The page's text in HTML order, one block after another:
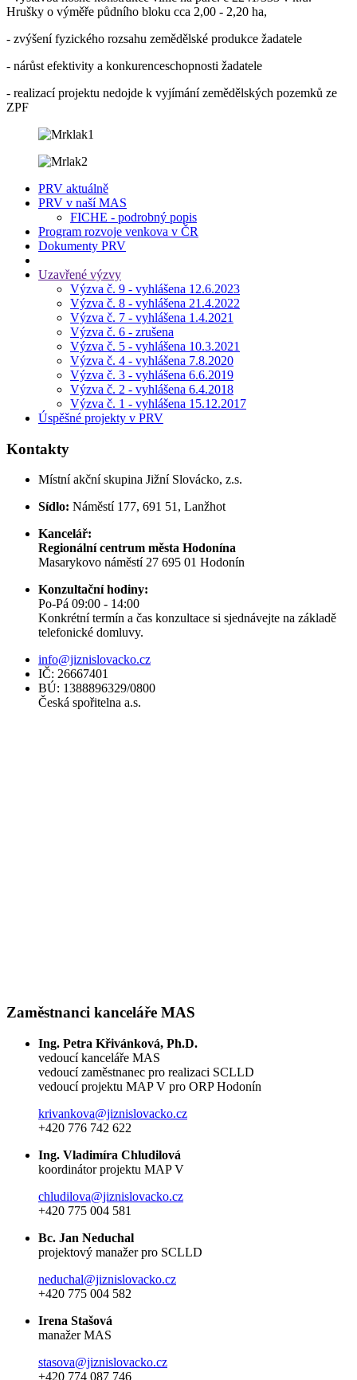
Hrušky o výměře půdního bloku cca 2,00 - 2,20 ha,
- zvýšení fyzického rozsahu zemědělské produkce žadatele
- nárůst efektivity a konkurenceschopnosti žadatele
- realizací projektu nedojde k vyjímání zemědělských pozemků ze
ZPF
PRV aktuálně
PRV v naší MAS
FICHE - podrobný popis
Program rozvoje venkova v ČR
Dokumenty PRV
Uzavřené výzvy
Výzva č. 9 - vyhlášena 12.6.2023
Výzva č. 8 - vyhlášena 21.4.2022
Výzva č. 7 - vyhlášena 1.4.2021
Výzva č. 6 - zrušena
Výzva č. 5 - vyhlášena 10.3.2021
Výzva č. 4 - vyhlášena 7.8.2020
Výzva č. 3 - vyhlášena 6.6.2019
Výzva č. 2 - vyhlášena 6.4.2018
Výzva č. 1 - vyhlášena 15.12.2017
Úspěšné projekty v PRV
Kontakty
Místní akční skupina Jižní Slovácko, z.s.
Sídlo: Náměstí 177, 691 51, Lanžhot
Kancelář:
Regionální centrum města Hodonína
Masarykovo náměstí 27 695 01 Hodonín
Konzultační hodiny:
Po-Pá 09:00 - 14:00
Konkrétní termín a čas konzultace si sjednávejte na základě
telefonické domluvy.
info@jiznislovacko.cz
IČ: 26667401
BÚ: 1388896329/0800
Česká spořitelna a.s.
Zaměstnanci kanceláře MAS
Ing. Petra Křivánková, Ph.D.
vedoucí kanceláře MAS
vedoucí zaměstnanec pro realizaci SCLLD
vedoucí projektu MAP V pro ORP Hodonín
krivankova@jiznislovacko.cz
+420 776 742 622
Ing. Vladimíra Chludilová
koordinátor projektu MAP V
chludilova@jiznislovacko.cz
+420 775 004 581
Bc. Jan Neduchal
projektový manažer pro SCLLD
neduchal@jiznislovacko.cz
+420 775 004 582
Irena Stašová
manažer MAS
stasova@jiznislovacko.cz
+420 774 087 746